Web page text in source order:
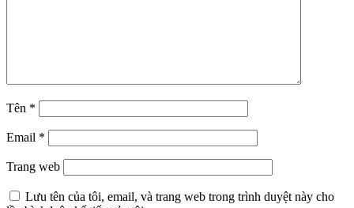
Tên *
Email *
Trang web
Lưu tên của tôi, email, và trang web trong trình duyệt này cho